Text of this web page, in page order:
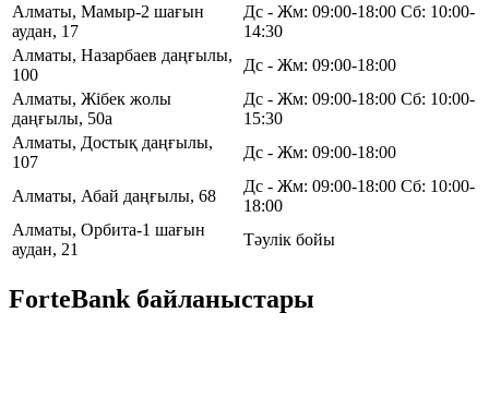
Алматы, Мамыр-2 шағын
аудан, 17
Дс - Жм: 09:00-18:00 Сб: 10:00-
14:30
Алматы, Назарбаев даңғылы,
100
Дс - Жм: 09:00-18:00
Алматы, Жібек жолы
даңғылы, 50а
Дс - Жм: 09:00-18:00 Сб: 10:00-
15:30
Алматы, Достық даңғылы,
107
Дс - Жм: 09:00-18:00
Алматы, Абай даңғылы, 68
Дс - Жм: 09:00-18:00 Сб: 10:00-
18:00
Алматы, Орбита-1 шағын
аудан, 21
Тәулік бойы
ForteBank байланыстары